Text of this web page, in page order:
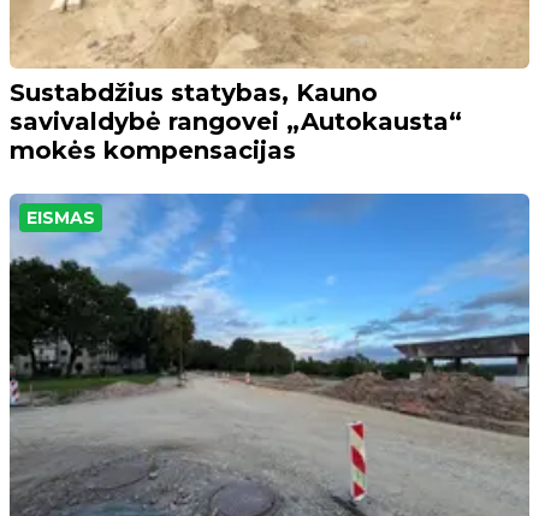
Sustabdžius statybas, Kauno
savivaldybė rangovei „Autokausta“
mokės kompensacijas
EISMAS